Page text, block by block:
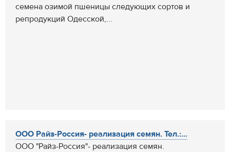
семена озимой пшеницы следующих сортов и
репродукций Одесской,...
ООО Райз-Россия- реализация семян. Тел.:...
ООО "Райз-Россия"- реализация семян.